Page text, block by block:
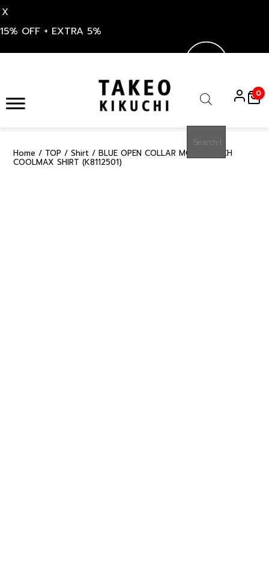
X
15% OFF + EXTRA 5%
content
search
0
Home / TOP / Shirt / BLUE OPEN COLLAR MOSS STITCH
COOLMAX SHIRT (K8112501)